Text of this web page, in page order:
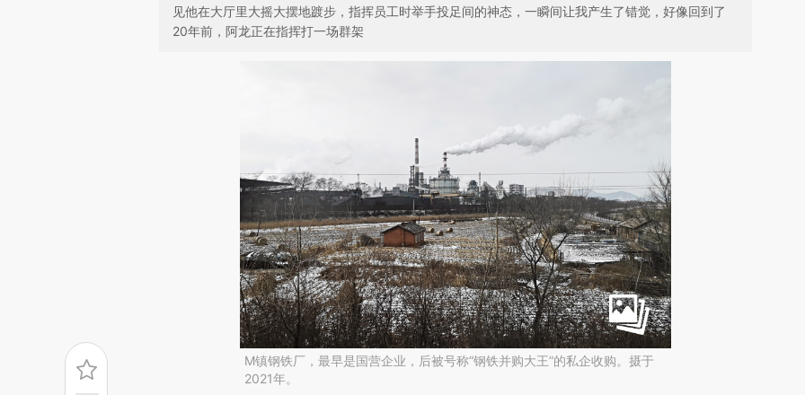
见他在大厅里大摇大摆地踱步，指挥员工时举手投足间的神态，一瞬间让我产生了错觉，好像回到了
20年前，阿龙正在指挥打一场群架
M镇钢铁厂，最早是国营企业，后被号称“钢铁并购大王”的私企收购。摄于
2021年。